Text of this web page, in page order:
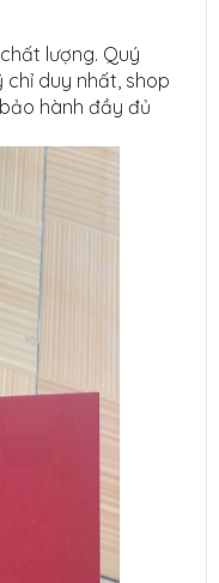
lượng. Quý
chỉ duy nhất, shop
hành đầy đủ